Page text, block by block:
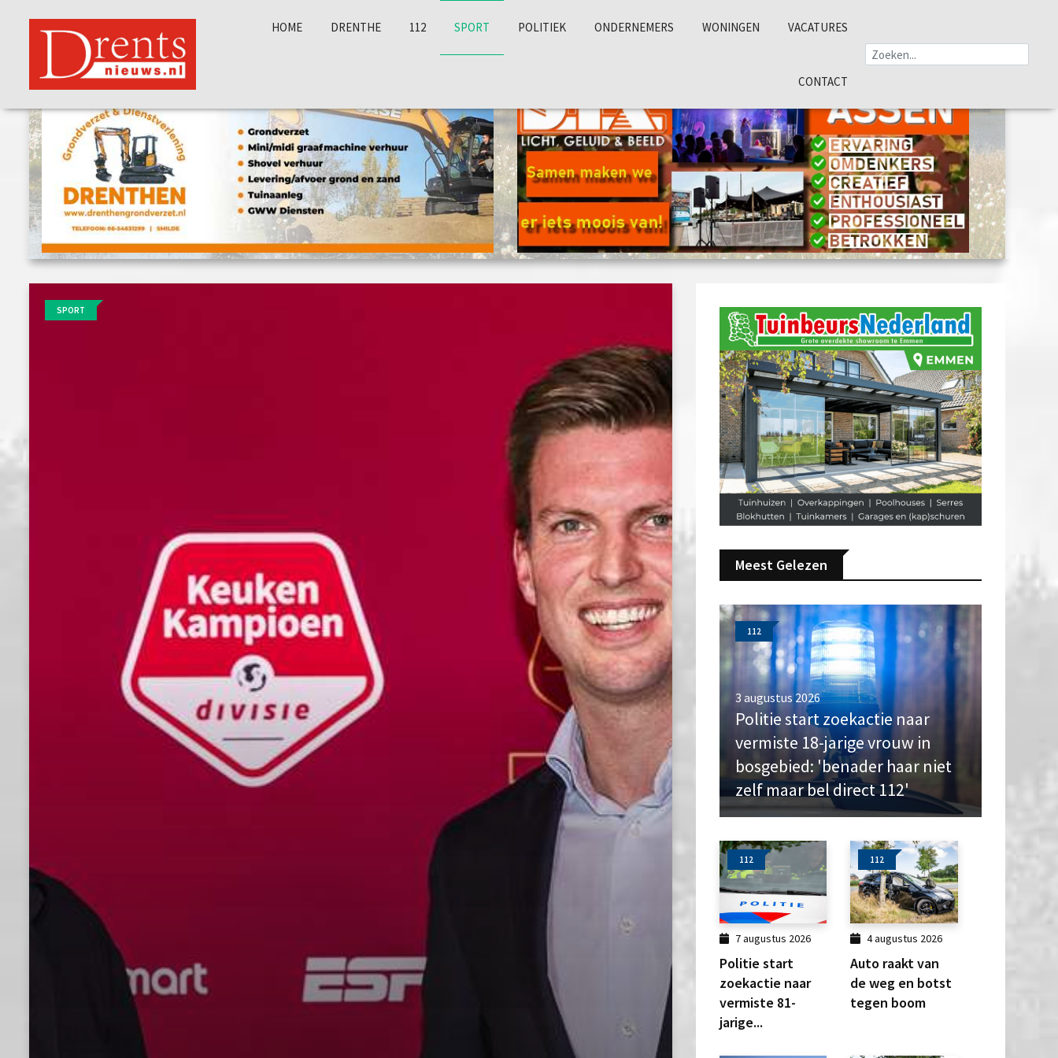
HOME DRENTHE 112 SPORT POLITIEK ONDERNEMERS WONINGEN VACATURES
CONTACT
SPORT
Meest Gelezen
112
3 augustus 2026
Politie start zoekactie naar
vermiste 18-jarige vrouw in
bosgebied: 'benader haar niet
zelf maar bel direct 112'
112
7 augustus 2026
Politie start
zoekactie naar
vermiste 81-
jarige...
112
4 augustus 2026
Auto raakt van
de weg en botst
tegen boom